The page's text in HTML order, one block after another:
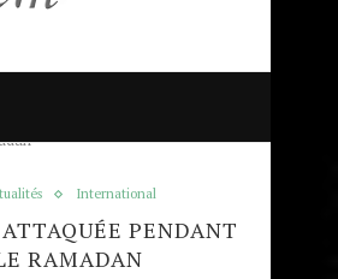
International
PENDANT
RAMADAN